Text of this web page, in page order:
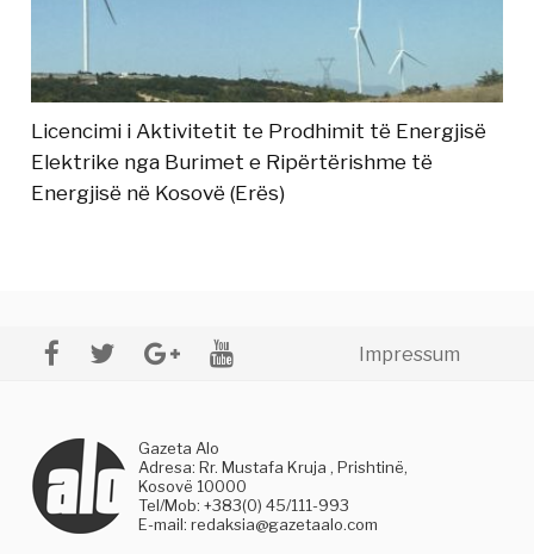
Licencimi i Aktivitetit te Prodhimit të Energjisë
Elektrike nga Burimet e Ripërtërishme të
Energjisë në Kosovë (Erës)
Impressum
Gazeta Alo
Adresa: Rr. Mustafa Kruja , Prishtinë,
Kosovë 10000
Tel/Mob: +383(0) 45/111-993
E-mail:redaksia@gazetaalo.com